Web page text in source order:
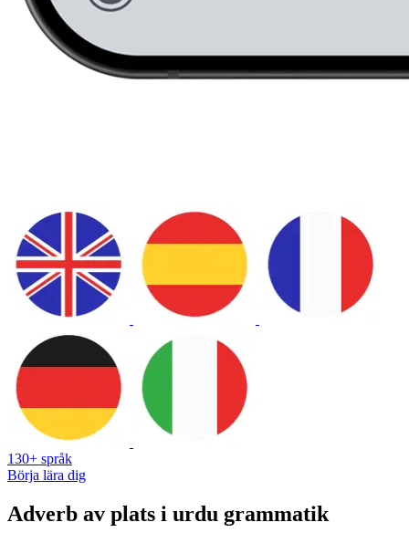
130+ språk
Börja lära dig
Adverb av plats i urdu grammatik